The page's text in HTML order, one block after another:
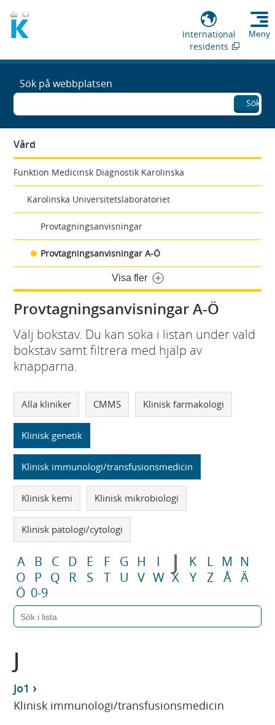
International
residents
Meny
Sök på webbplatsen
Sök
Vård
Funktion Medicinsk Diagnostik Karolinska
Karolinska Universitetslaboratoriet
Provtagningsanvisningar
Provtagningsanvisningar A-Ö
Visa fler
Provtagningsanvisningar A-Ö
Välj bokstav. Du kan söka i listan under vald
bokstav samt filtrera med hjälp av
knapparna.
Alla kliniker CMMS Klinisk farmakologi
Klinisk genetik
Klinisk immunologi/transfusionsmedicin
Klinisk kemi Klinisk mikrobiologi
Klinisk patologi/cytologi
A B C D E F G H I J K L M N
O
P Q R S T U V W X Y Z Å Ä
Ö 0-9
J
Jo1
Klinisk immunologi/transfusionsmedicin